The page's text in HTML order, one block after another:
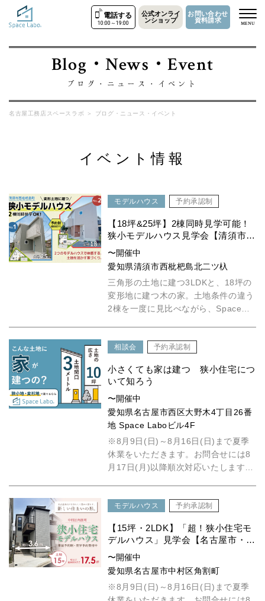
電話する
10:00～19:00
公式オンライ
ンショップ
お問い合わせ
資料請求
MENU
Blog・News・Event
ブログ・ニュース・イベント
名古屋工務店スペースラボ ＞ ブログ・ニュース・イベント
イベント情報
モデルハウス 予約承認制
【18坪&25坪】2棟同時見学可能！
狭小モデルハウス見学会【清須市西
枇杷島町】
〜開催中
愛知県清須市西枇杷島北二ツ杁
三角形の土地に建つ3LDKと、18坪の
変形地に建つ木の家。土地条件の違う
2棟を一度に見比べながら、Space
相談会 予約承認制
小さくても家は建つ 狭小住宅につ
いて知ろう
〜開催中
愛知県名古屋市西区大野木4丁目26番
地 Space Laboビル4F
※8月9日(日)～8月16日(日)まで夏季
休業をいただきます。お問合せには8
月17日(月)以降順次対応いたします。
モデルハウス 予約承認制
【15坪・2LDK】「超！狭小住宅モ
デルハウス」見学会【名古屋市・中
村区】
〜開催中
愛知県名古屋市中村区角割町
※8月9日(日)～8月16日(日)まで夏季